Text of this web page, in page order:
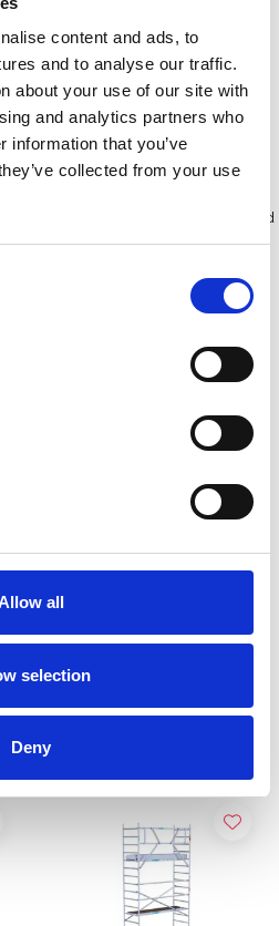
content and ads, to
and to analyse our traffic.
about your use of our site with
and analytics partners who
information that you’ve
collected from your use
all
selection
Deny
€2.249,00 €2.790,23
Excl. Btw
Bekijk product
Gratis verzending in Nederland
€1.659,00 €2.053,94
Excl. Btw